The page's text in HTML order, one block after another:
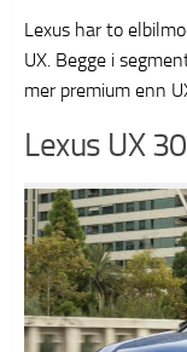
Lexus har to
UX. Begge i
mer premium enn
Lexus UX